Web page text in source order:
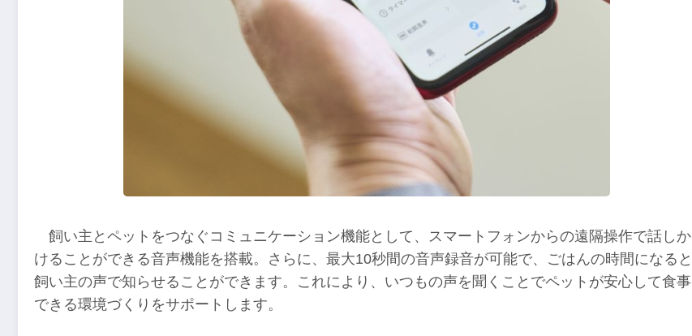
飼い主とペットをつなぐコミュニケーション機能として、スマートフォンからの遠隔操作で話しか
けることができる音声機能を搭載。さらに、最大10秒間の音声録音が可能で、ごはんの時間になると
飼い主の声で知らせることができます。これにより、いつもの声を聞くことでペットが安心して食事
できる環境づくりをサポートします。